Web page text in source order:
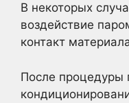
В некоторых
воздействие
контакт
После процедуры